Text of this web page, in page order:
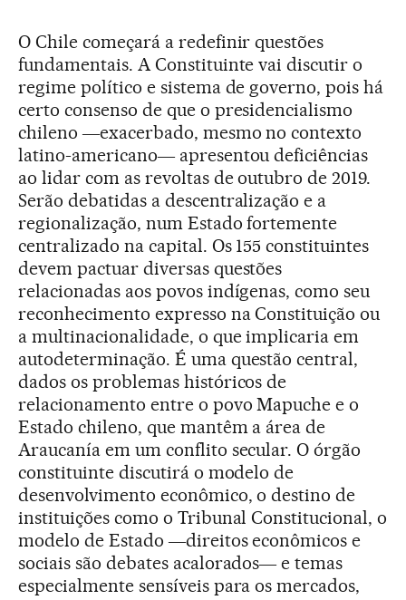
O Chile começará a redefinir questões
fundamentais. A Constituinte vai discutir o
regime político e sistema de governo, pois há
certo consenso de que o presidencialismo
chileno ―exacerbado, mesmo no contexto
latino-americano― apresentou deficiências
ao lidar com as revoltas de outubro de 2019.
Serão debatidas a descentralização e a
regionalização, num Estado fortemente
centralizado na capital. Os 155 constituintes
devem pactuar diversas questões
relacionadas aos povos indígenas, como seu
reconhecimento expresso na Constituição ou
a multinacionalidade, o que implicaria em
autodeterminação. É uma questão central,
dados os problemas históricos de
relacionamento entre o povo Mapuche e o
Estado chileno, que mantêm a área de
Araucanía em um conflito secular. O órgão
constituinte discutirá o modelo de
desenvolvimento econômico, o destino de
instituições como o Tribunal Constitucional, o
modelo de Estado ―direitos econômicos e
sociais são debates acalorados― e temas
especialmente sensíveis para os mercados,